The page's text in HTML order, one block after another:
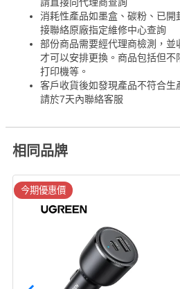
消耗性產品如墨盒、碳粉、已開
接聯絡原廠指定維修中心查詢
部份商品需要經代理商檢測，並
才可以安排更換。商品包括但不
打印機等。
客戶收貨後如發現產品不符合生
請於7天內聯絡客服
相同品牌
今期優惠價